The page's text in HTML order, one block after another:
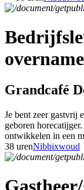
Grandcafé
Je bent zeer gastvrij
geboren
ontwikkelen in een
38 urenNibbixwoud